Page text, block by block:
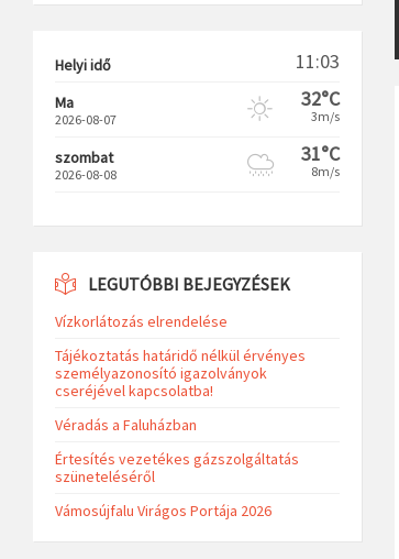
Helyi idő 11:03
Ma
2026-08-07
32°C
3m/s
szombat
2026-08-08
31°C
8m/s
LEGUTÓBBI BEJEGYZÉSEK
Vízkorlátozás elrendelése
Tájékoztatás határidő nélkül érvényes
személyazonosító igazolványok
cseréjével kapcsolatba!
Véradás a Faluházban
Értesítés vezetékes gázszolgáltatás
szüneteléséről
Vámosújfalu Virágos Portája 2026